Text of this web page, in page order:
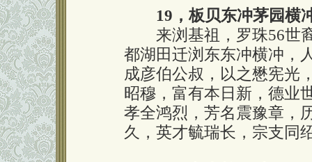
19，板贝东冲茅园横
来浏基祖，罗珠56世裔
都湖田迁浏东东冲横冲，
成彦伯公叔，以之懋宪光
昭穆，富有本日新，德业
孝全鸿烈，芳名震豫章，
久，英才毓瑞长，宗支同